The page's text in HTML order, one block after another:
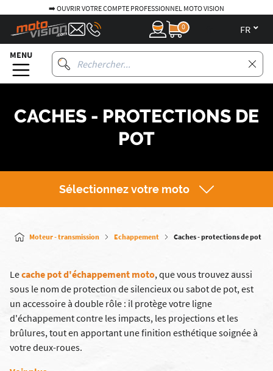
➡️ OUVRIR VOTRE COMPTE PROFESSIONNEL MOTO VISION
0
MENU
CACHES - PROTECTIONS DE
POT
Sélectionnez votre moto
Moteur - transmission Echappement Caches - protections de pot
Lecache pot d'échappement moto,que vous trouvez aussi
sous le nom de protection de silencieux ou sabot de pot, est
un accessoire à double rôle : il protège votre ligne
d'échappement contre les impacts, les projections et les
brûlures, tout en apportant une finition esthétique soignée à
votre deux-roues.